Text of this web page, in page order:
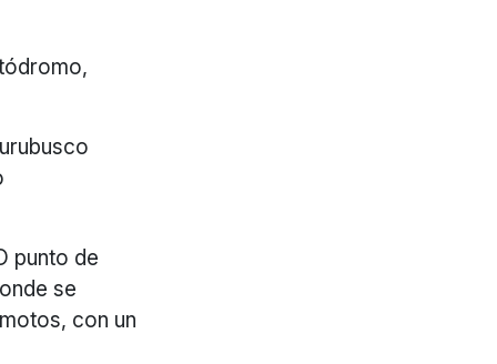
punto de
se
con un